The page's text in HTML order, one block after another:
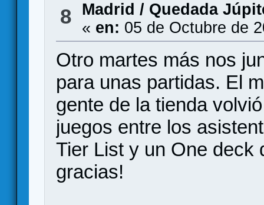
8 Madrid / Quedada
« en: 05 de Octubre de
Otro martes más nos
para unas partidas. El
gente de la tienda
juegos entre los
Tier List y un One deck
gracias!